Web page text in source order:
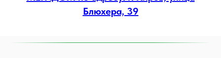
Блюхера, 39